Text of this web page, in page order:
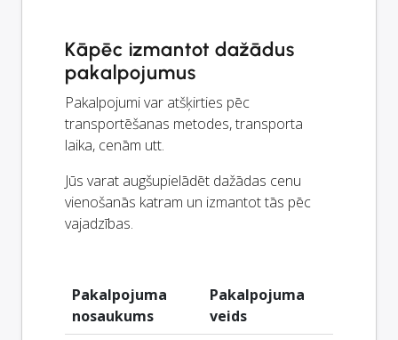
Kāpēc izmantot dažādus
pakalpojumus
Pakalpojumi var atšķirties pēc
transportēšanas metodes, transporta
laika, cenām utt.
Jūs varat augšupielādēt dažādas cenu
vienošanās katram un izmantot tās pēc
vajadzības.
Pakalpojuma
nosaukums
Pakalpojuma
veids